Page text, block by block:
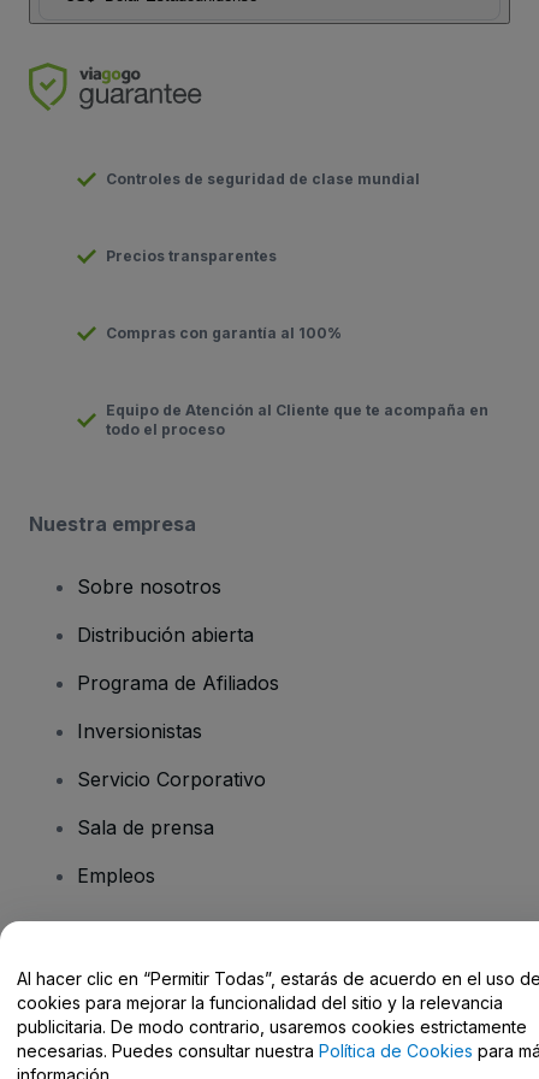
Controles de seguridad de clase mundial
Precios transparentes
Compras con garantía al 100%
Equipo de Atención al Cliente que te acompaña en
todo el proceso
Nuestra empresa
Sobre nosotros
Distribución abierta
Programa de Afiliados
Inversionistas
Servicio Corporativo
Sala de prensa
Empleos
Centro de Ayuda / Contacto
Al hacer clic en “Permitir Todas”, estarás de acuerdo en el uso
cookies para mejorar la funcionalidad del sitio y la relevancia
publicitaria. De modo contrario, usaremos cookies estrictamente
necesarias. Puedes consultar nuestra Política de Cookies para
información.